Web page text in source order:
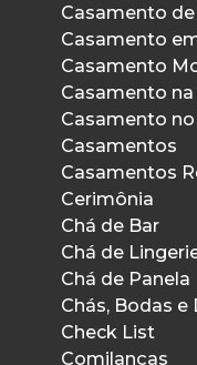
Casamento de
Casamento
Casamento
Casamento na
Casamento
Casamentos
Casamentos
Cerimônia
Chá de Bar
Chá de
Chá de Panela
Chás, Bodas e
Check List
Comilanças